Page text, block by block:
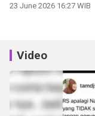
23 June 2026 16:27 WIB
Video